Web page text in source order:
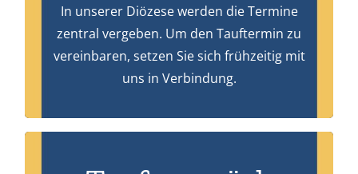
In unserer Diözese werden die Termine
zentral vergeben. Um den Tauftermin zu
vereinbaren, setzen Sie sich frühzeitig mit
uns in Verbindung.
Terminvereinbarungen telefonisch
Mo – Fr zwischen 10 und 13 Uhr
unter: